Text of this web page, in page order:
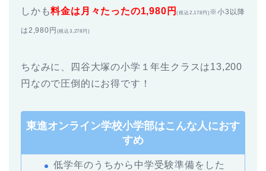
しかも料金は月々たったの1,980円(税込2,178円) ※小3以降
は2,980円 (税込3,278円)
ちなみに、四谷大塚の小学１年生クラスは13,200
円なので圧倒的にお得です！
東進オンライン学校小学部はこんな人におす
すめ
低学年のうちから中学受験準備をした